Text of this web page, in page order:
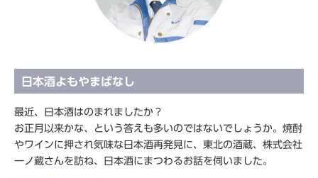
日本酒よもやまばなし
最近、日本酒はのまれましたか？
お正月以来かな、という答えも多いのではないでしょうか。焼酎
やワインに押され気味な日本酒再発見に、東北の酒蔵、株式会社
一ノ蔵さんを訪ね、日本酒にまつわるお話を伺いました。